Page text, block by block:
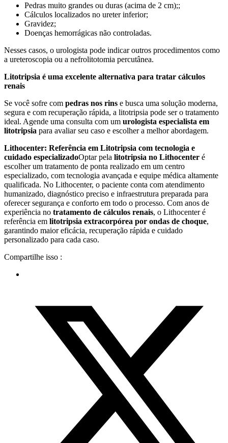
Pedras muito grandes ou duras (acima de 2 cm);;
Cálculos localizados no ureter inferior;
Gravidez;
Doenças hemorrágicas não controladas.
Nesses casos, o urologista pode indicar outros procedimentos como
a ureteroscopia ou a nefrolitotomia percutânea.
Litotripsia é uma excelente alternativa para tratar cálculos
renais
Se você sofre com pedras nos rins e busca uma solução moderna,
segura e com recuperação rápida, a litotripsia pode ser o tratamento
ideal. Agende uma consulta com um urologista especialista em
litotripsia para avaliar seu caso e escolher a melhor abordagem.
Lithocenter: Referência em Litotripsia com tecnologia e
cuidado especializadoOptar pela litotripsia no Lithocenter é
escolher um tratamento de ponta realizado em um centro
especializado, com tecnologia avançada e equipe médica altamente
qualificada. No Lithocenter, o paciente conta com atendimento
humanizado, diagnóstico preciso e infraestrutura preparada para
oferecer segurança e conforto em todo o processo. Com anos de
experiência no tratamento de cálculos renais, o Lithocenter é
referência em litotripsia extracorpórea por ondas de choque,
garantindo maior eficácia, recuperação rápida e cuidado
personalizado para cada caso.
Compartilhe isso :